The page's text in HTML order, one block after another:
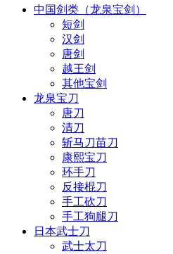
中国剑类（龙泉宝剑）
短剑
汉剑
唐剑
越王剑
其他宝剑
龙泉宝刀
唐刀
清刀
斩马刀苗刀
康熙宝刀
环手刀
反接棍刀
手工砍刀
手工狗腿刀
日本武士刀
武士太刀